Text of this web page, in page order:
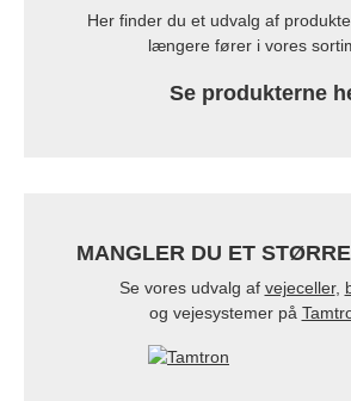
Her finder du et udvalg af
længere fører i vores
Se produkterne
MANGLER DU ET
Se vores udvalg af vejeceller,
og vejesystemer på